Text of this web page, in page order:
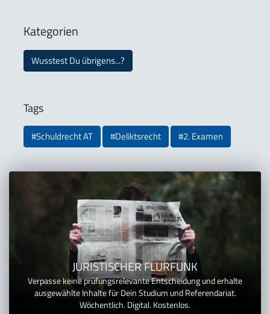
Kategorien
Wusstest Du übrigens...?
Tags
#Schuldrecht AT #Deliktsrecht #2. Examen
JURISTISCHER FLURFUNK
Verpasse keine prüfungsrelevante Entscheidung und erhalte
ausgewählte Inhalte für Dein Studium und Referendariat.
Wöchentlich. Digital. Kostenlos.